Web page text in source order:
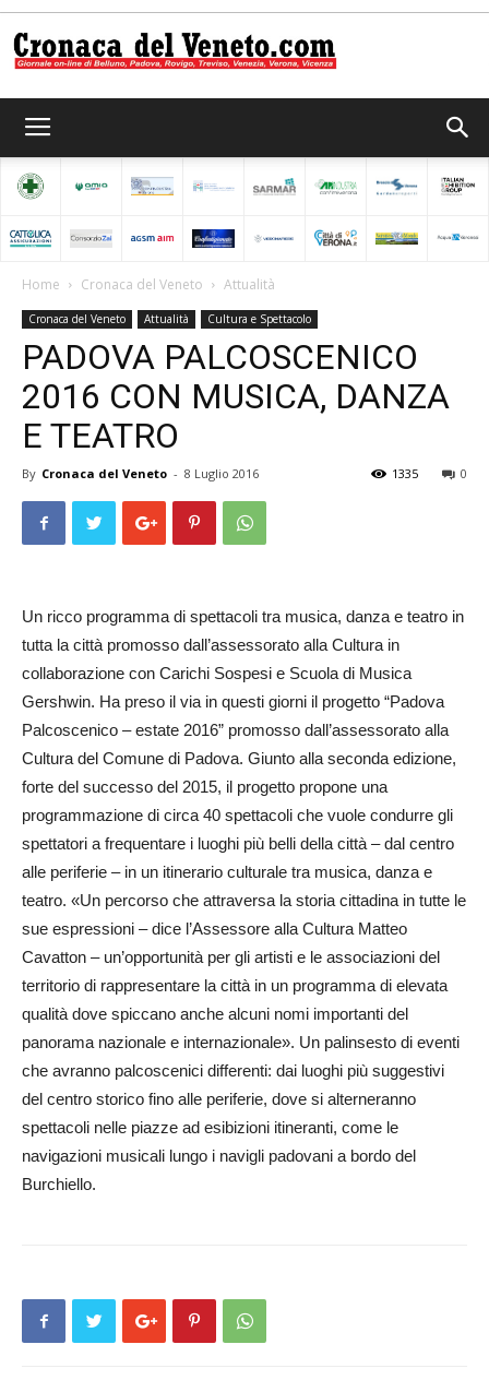
del
Veneto
Home Cronaca del Veneto Attualità
Cronaca del Veneto Attualità Cultura e Spettacolo
PADOVA PALCOSCENICO
2016 CON MUSICA, DANZA
E TEATRO
By Cronaca del Veneto - 8 Luglio 2016 0
1335
Un ricco programma di spettacoli tra musica, danza e teatro in
tutta la città promosso dall’asses­sorato alla Cultura in
collaborazione con Carichi Sospesi e Scuola di Musica
Gershwin. Ha preso il via in questi giorni il progetto “Padova
Palcoscenico – estate 2016” promosso dall’assessorato alla
Cultura del Comune di Padova. Giunto alla seconda edizione,
forte del successo del 2015, il progetto propone una
programmazione di circa 40 spettacoli che vuole condurre gli
spettatori a frequentare i luoghi più belli della città – dal centro
alle periferie – in un itinerario culturale tra musica, danza e
teatro. «Un percorso che attraversa la storia cittadina in tutte le
sue espressioni – dice l’Assessore alla Cultura Matteo
Cavatton – un’opportunità per gli artisti e le associazioni del
territorio di rappresentare la città in un programma di elevata
qualità dove spiccano anche alcuni nomi importanti del
panorama nazionale e internazionale». Un palinsesto di eventi
che avranno palcoscenici differenti: dai luoghi più suggestivi
del centro storico fino alle periferie, dove si alterneranno
spettacoli nelle piazze ad esibizioni itineranti, come le
navigazioni musicali lungo i navigli padovani a bordo del
Burchiello.